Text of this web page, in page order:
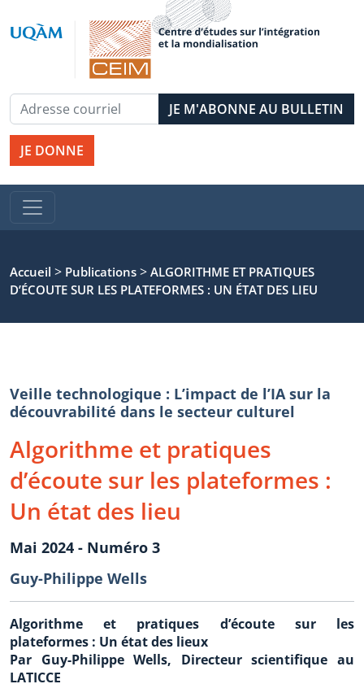
JE DONNE
Accueil > Publications > ALGORITHME ET PRATIQUES
D’ÉCOUTE SUR LES PLATEFORMES : UN ÉTAT DES LIEU
Veille technologique : L’impact de l’IA sur la
découvrabilité dans le secteur culturel
Algorithme et pratiques
d’écoute sur les plateformes :
Un état des lieu
Mai 2024 - Numéro 3
Guy-Philippe Wells
Algorithme et pratiques d’écoute sur les
plateformes : Un état des lieux
Par Guy-Philippe Wells, Directeur scientifique au
LATICCE